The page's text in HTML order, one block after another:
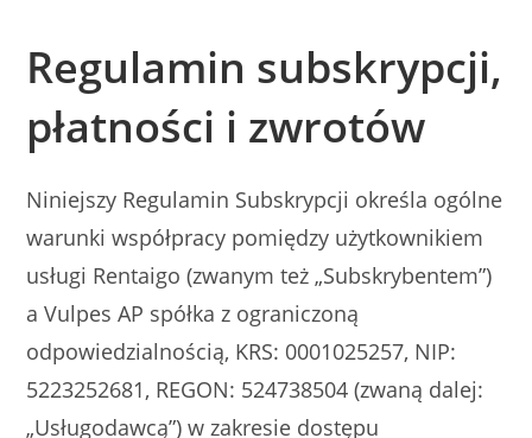
Regulamin subskrypcji,
płatności i zwrotów
Niniejszy Regulamin Subskrypcji określa ogólne
warunki współpracy pomiędzy użytkownikiem
usługi Rentaigo (zwanym też „Subskrybentem”)
a Vulpes AP spółka z ograniczoną
odpowiedzialnością, KRS: 0001025257, NIP:
5223252681, REGON: 524738504 (zwaną dalej:
„Usługodawcą”) w zakresie dostępu